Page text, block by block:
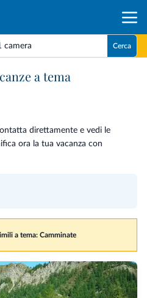
camera Cerca
a tema
direttamente e vedi le
ora la tua vacanza con
a tema: Camminate